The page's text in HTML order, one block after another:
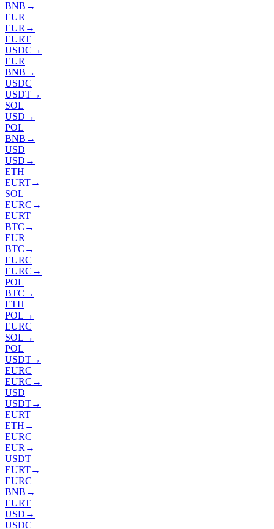
BNB →
EUR
EUR →
EURT
USDC →
EUR
BNB →
USDC
USDT→
SOL
USD →
POL
BNB →
USD
USD →
ETH
EURT→
SOL
EURC →
EURT
BTC →
EUR
BTC →
EURC
EURC →
POL
BTC →
ETH
POL →
EURC
SOL →
POL
USDT→
EURC
EURC →
USD
USDT→
EURT
ETH →
EURC
EUR →
USDT
EURT→
EURC
BNB →
EURT
USD →
USDC